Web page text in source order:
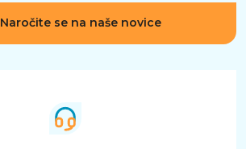
Naročite se na naše novice